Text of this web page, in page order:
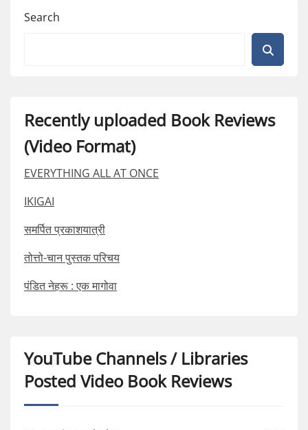
Search
Recently uploaded Book Reviews
(Video Format)
EVERYTHING ALL AT ONCE
IKIGAI
समर्पित प्रकाशयात्री
तोत्तो-चान पुस्तक परिचय
पंडित नेहरू : एक मागोवा
YouTube Channels / Libraries
Posted Video Book Reviews